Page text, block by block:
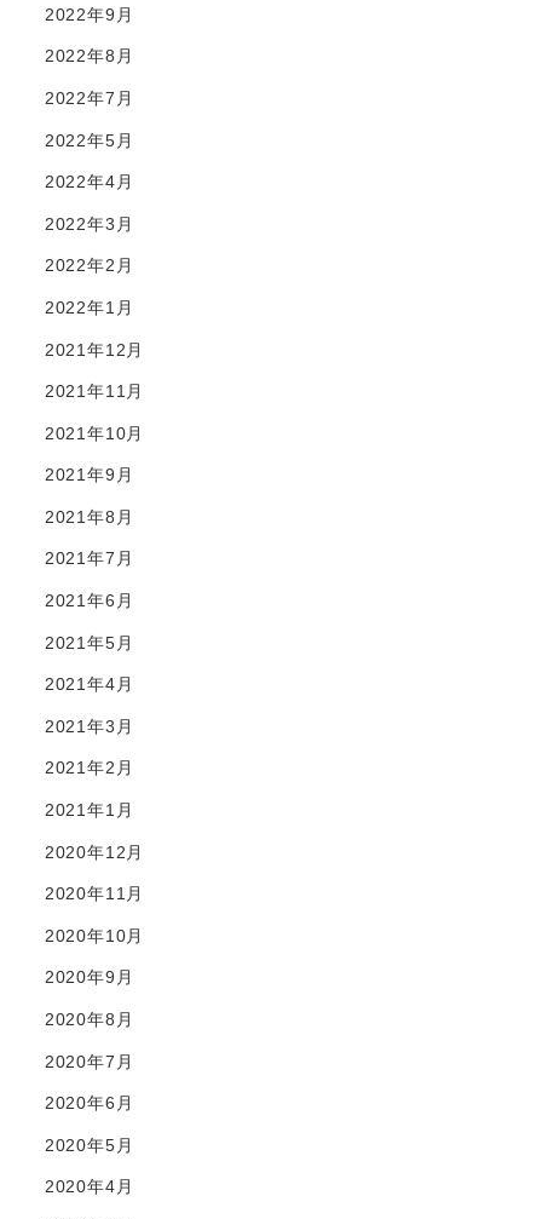
2022年9月
2022年8月
2022年7月
2022年5月
2022年4月
2022年3月
2022年2月
2022年1月
2021年12月
2021年11月
2021年10月
2021年9月
2021年8月
2021年7月
2021年6月
2021年5月
2021年4月
2021年3月
2021年2月
2021年1月
2020年12月
2020年11月
2020年10月
2020年9月
2020年8月
2020年7月
2020年6月
2020年5月
2020年4月